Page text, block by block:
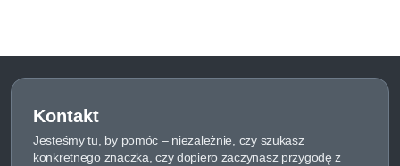
Kontakt
Jesteśmy tu, by pomóc – niezależnie, czy szukasz
konkretnego znaczka, czy dopiero zaczynasz przygodę z